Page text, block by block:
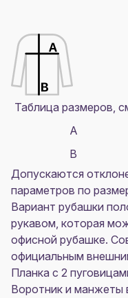
Таблица размеров,
A
B
Допускаются
параметров по
Вариант рубашки
рукавом, которая
офисной рубашке.
официальным
Планка с 2
Воротник и манжеты